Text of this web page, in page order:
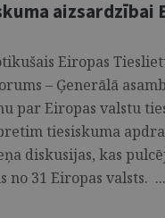
aizsardzībai
Eiropas
– Ģenerālā
par Eiropas valstu
tiesiskuma
diskusijas, kas
31 Eiropas valsts. ...